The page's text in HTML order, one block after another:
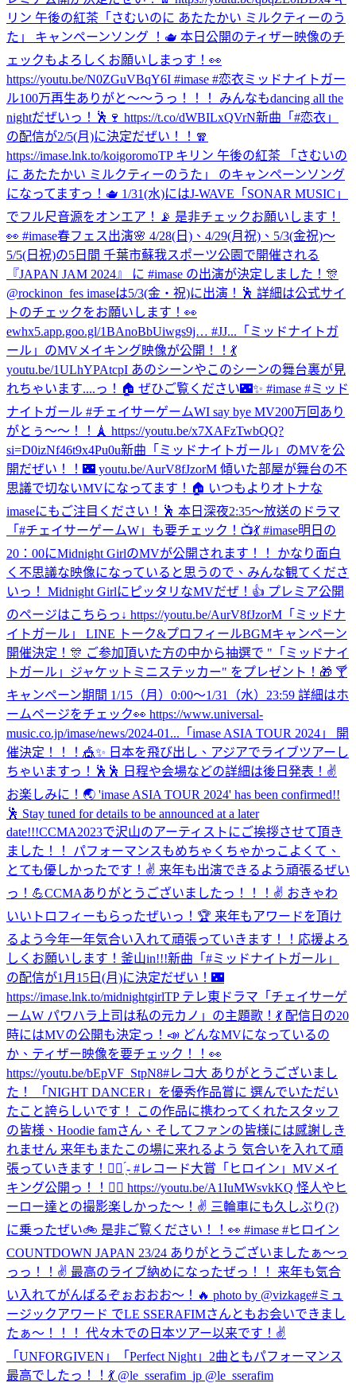
リン 午後の紅茶「さむいのに あたたかい ミルクティーのう
た」 キャンペーンソング ！🫖 本日公開のティザー映像のチ
ェックもよろしくお願いしまっす！👀
https://youtu.be/N0ZGuVBqY6I #imase #恋衣ミッドナイトガー
ル100万再生ありがと〜〜うっ！！！ みんなもdancing all the
nightだぜいっ！🕺🍷 https://t.co/dWBILxQVrN新曲「#恋衣」
の配信が2/5(月)に決定だぜい！！🧣
https://imase.lnk.to/koigoromoTP キリン 午後の紅茶 「さむいの
に あたたかい ミルクティーのうた」 のキャンペーンソング
になってますっ！🫖 1/31(水)にはJ-WAVE「SONAR MUSIC」
でフル尺音源をオンエア！📡 是非チェックお願いします！
👀 #imase春フェス出演🌸 4/28(日)、4/29(月祝)、5/3(金祝)〜
5/5(日祝)の5日間 千葉市蘇我スポーツ公園で開催される
『JAPAN JAM 2024』 に #imase の出演が決定しました！🎊
@rockinon_fes imaseは5/3(金・祝)に出演！🕺 詳細は公式サイ
トのチェックをお願いします！👀
ewhx5.app.goo.gl/1BAnoBbUiwgs9j… #JJ... 「ミッドナイトガ
ール」のMVメイキング映像が公開！！💃
youtu.be/1ULhYPAtcpI あのシーンやこのシーンの舞台裏が見
れちゃいます....っ！🏠 ぜひご覧ください🌃✨ #imase #ミッド
ナイトガール #チェイサーゲームWI say bye MV200万回あり
がとぅ〜〜！！🗼 https://youtu.be/x7XAFzTwbQQ?
si=D0izNf46t9x4Pu0u新曲「ミッドナイトガール」のMVを公
開だぜい！！🌃 youtu.be/AurV8fJzorM 傾いた部屋が舞台の不
思議で切ないMVになってます！🏠 いつもよりオトナな
imaseにもご注目ください！🕺 本日深夜2:35〜放送のドラマ
「#チェイサーゲームW」も要チェック！📺💃 #imase明日の
20：00にMidnight GirlのMVが公開されます！！ かなり面白
く不思議な映像になっていると思うので、みんな観てくださ
いっ！ Midnight GirlにピッタリなMVだぜ！👍 プレミア公開
のページはこちらっ↓ https://youtu.be/AurV8fJzorM 「ミッドナ
イトガール」 LINE トーク&プロフィールBGMキャンペーン
開催決定！🎊 ご参加頂いた方の中から抽選で "「ミッドナイ
トガール」ジャケットミニステッカー" をプレゼント！🎁 🍸
キャンペーン期間 1/15（月）0:00〜1/31（水）23:59 詳細はホ
ームページをチェック👀 https://www.universal-
music.co.jp/imase/news/2024-01... 「imase ASIA TOUR 2024」 開
催決定！！！🎪✨ 日本を飛び出し、アジアでライブツアーし
ちゃいますっ！🕺🕺 日程や会場などの詳細は後日発表！✌️
お楽しみに！🌏 'imase ASIA TOUR 2024' has been confirmed!!
🕺 Stay tuned for details to be announced at a later
date!!!CCMA2023で沢山のアーティストにご挨拶させて頂き
ました！！ パフォーマンスもめちゃくちゃかっこよくて、
とても優しかったです！✌️ 来年も出演できるよう頑張るぜい
っ！💪CCMAありがとうございましたっ！！！✌️ おきゃわ
いいトロフィーもらったぜいっ！🏆 来年もアワードを頂け
るよう今年一年気合い入れて頑張っていきます！！応援よろ
しくお願いします！ 釜山in!!!新曲「#ミッドナイトガール」
の配信が1月15日(月)に決定だぜい！🌃
https://imase.lnk.to/midnightgirlTP テレ東ドラマ「チェイサーゲ
ームW パワハラ上司は私の元カノ」の主題歌！💃 配信日の20
時にはMVの公開も決定っ！📣 どんなMVになっているの
か、ティザー映像を要チェック！！👀
https://youtu.be/bEpVF_StpN8#レコ大 ありがとうございまし
た！ 「NIGHT DANCER」を優秀作品賞に 選んでいただい
たこと誇らしいです！ この作品に携わってくれたスタッフ
の皆様、Hoodie famさん、そしてファンの皆様には感謝しき
れません 来年もまたこの場に来れるよう 気合いを入れて頑
張っていきます！✊🏻 ̖́- #レコード大賞 「ヒロイン」MVメイ
キング公開っ！！🦸‍♀️ https://youtu.be/A1IuMWsvkKQ 怪人やヒ
ーロー達との撮影楽しかった〜！✌️ 三輪車にも久しぶり(?)
に乗ったぜい🚲 是非ご覧ください！！👀 #imase #ヒロイン
COUNTDOWN JAPAN 23/24 ありがとうございましたぁ〜っ
っっ！！✌️ 最高のライブ納めになったぜっ！！ 来年も気合
い入れてがんばるぞぉおおお〜！🔥 photo by @vizkage#ミュ
ージックアワード でLE SSERAFIMさんともお会いできまし
たぁ〜！！！ 代々木での日本ツアー以来です！✌️
「UNFORGIVEN」「Perfect Night」2曲ともパフォーマンス
最高でしたっ！！💃 @le_sserafim_jp @le_sserafim